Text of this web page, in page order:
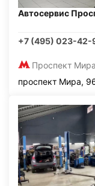
Автосервис
+7 (495) 023-42-
Проспект Мира
проспект Мира,